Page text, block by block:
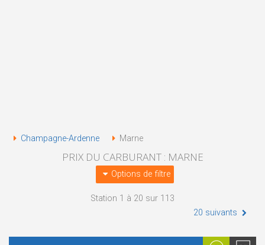
Champagne-Ardenne Marne
PRIX DU CARBURANT : MARNE
Options de filtre
Station 1 à 20 sur 113
20 suivants